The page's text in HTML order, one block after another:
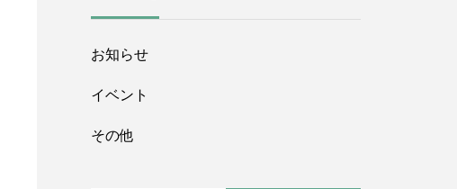
お知らせ
イベント
その他